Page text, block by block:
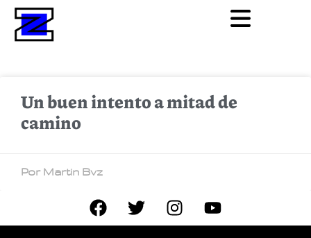
Un buen intento a mitad de
camino
Por Martin Bvz